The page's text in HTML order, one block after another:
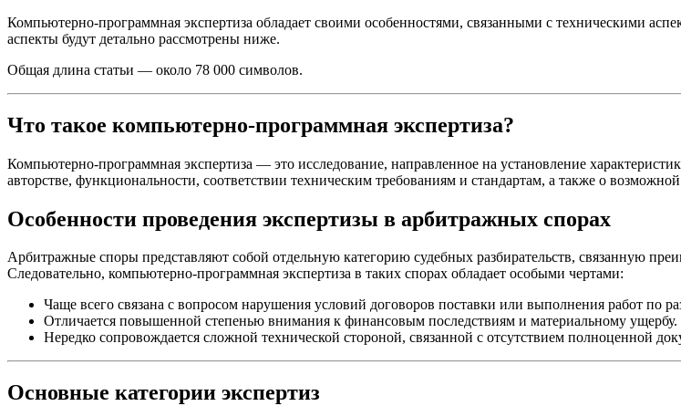
Компьютерно-программная экспертиза обладает своими особенностями, связанными с техническими
аспекты будут детально рассмотрены ниже.
Общая длина статьи — около 78 000 символов.
Что такое компьютерно-программная экспертиза?
Компьютерно-программная экспертиза — это исследование, направленное на установление
авторстве, функциональности, соответствии техническим требованиям и стандартам, а также о
Особенности проведения экспертизы в арбитражных спорах
Арбитражные споры представляют собой отдельную категорию судебных разбирательств, связанную
Следовательно, компьютерно-программная экспертиза в таких спорах обладает особыми чертами:
Чаще всего связана с вопросом нарушения условий договоров поставки или выполнения работ по
Отличается повышенной степенью внимания к финансовым последствиям и материальному ущербу.
Нередко сопровождается сложной технической стороной, связанной с отсутствием полноценной
Основные категории экспертиз